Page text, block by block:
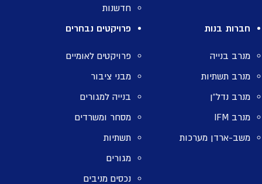
חדשנות
חברות בנות
מנרב בנייה
מנרב תשתיות
מנרב נדל”ן
מנרב IFM
משב-ארדן מערכות
פרויקטים נבחרים
פרויקטים לאומיים
מבני ציבור
בנייה למגורים
מסחר ומשרדים
תשתיות
מגורים
נכסים מניבים